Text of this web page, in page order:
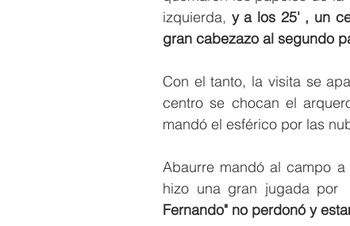
izquierda, y a los 25' , un
gran cabezazo al segundo
Con el tanto, la visita se
centro se chocan el
mandó el esférico por las
Abaurre mandó al campo
hizo una gran jugada por
Fernando" no perdonó y